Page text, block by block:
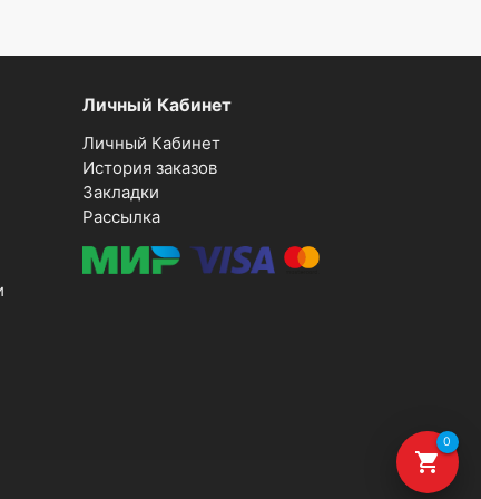
shopping_cart
0
Личный Кабинет
Личный Кабинет
История заказов
Закладки
Рассылка